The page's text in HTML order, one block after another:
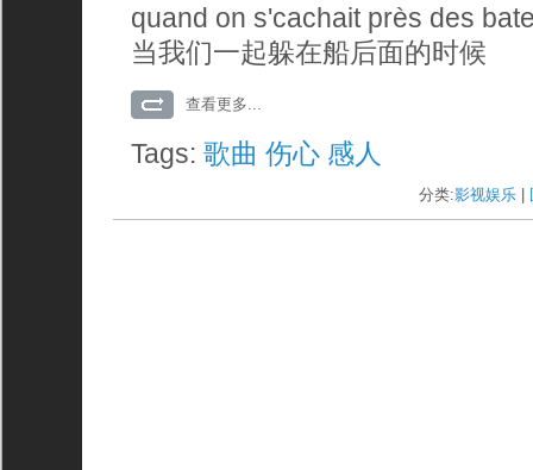
quand on s'cachait près des
当我们一起躲在船后面的时候
查看更多...
Tags:歌曲 伤心 感人
分类:影视娱乐